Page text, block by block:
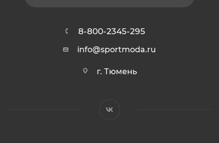
8-800-2345-295
info@sportmoda.ru
г. Тюмень